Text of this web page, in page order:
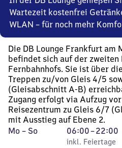
Wartezeit kostenfrei
WLAN – für noch mehr
Die DB Lounge Frankfurt am
befindet sich auf der zweiten
Fernbahnhofs. Sie ist über
Treppen zu/von Gleis 4/5
(Gleisabschnitt A-B)
Zugang erfolgt via Aufzug
Reisezentrum zu Gleis 6/7
mit Ausstieg auf Ebene 2.
Montag
Mo – So,
inkl. Feiertage
06:00–22:00
Von
6
inkl. Feiertage